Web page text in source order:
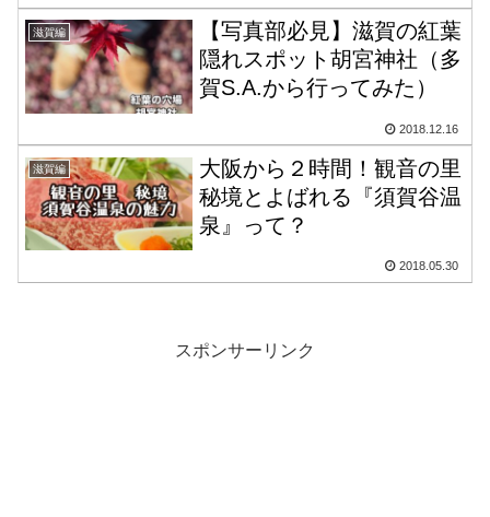
滋賀編
【写真部必見】滋賀の紅葉
隠れスポット胡宮神社（多
賀S.A.から行ってみた）
2018.12.16
滋賀編
大阪から２時間！観音の里
秘境とよばれる『須賀谷温
泉』って？
2018.05.30
スポンサーリンク